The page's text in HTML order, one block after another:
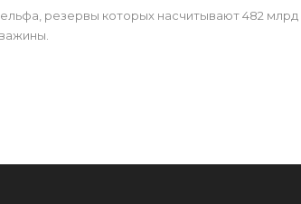
резервы которых насчитывают 482 млрд